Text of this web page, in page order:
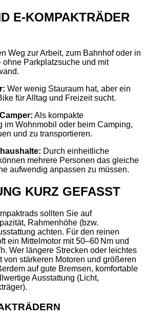
E-KOMPAKTRÄDER
Weg zur Arbeit, zum Bahnhof oder in
ohne Parkplatzsuche und mit
Wer wenig Stauraum hat, aber ein
für Alltag und Freizeit sucht.
Als kompakte
im Wohnmobil oder beim Camping,
und zu transportieren.
Durch einheitliche
mehrere Personen das gleiche
aufwendig anpassen zu müssen.
KURZ GEFASST
sollten Sie auf
Rahmenhöhe (bzw.
achten. Für den reinen
ein Mittelmotor mit 50–60 Nm und
Wer längere Strecken oder leichtes
von stärkeren Motoren und größeren
auf gute Bremsen, komfortable
Ausstattung (Licht,